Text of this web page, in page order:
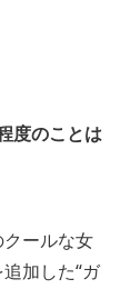
度のことは
ールな女
加した“ガ